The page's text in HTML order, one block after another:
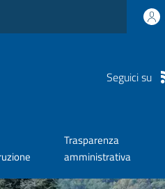
Seguici su
Trasparenza
amministrativa